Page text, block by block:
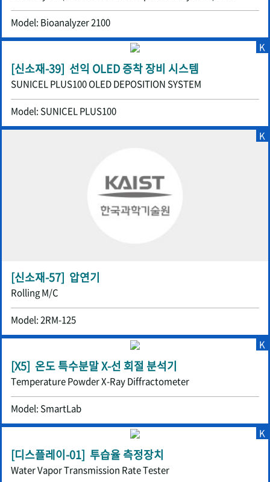
Model: Bioanalyzer 2100
[신소재-39] 선익 OLED 증착 장비 시스템
SUNICEL PLUS100 OLED DEPOSITION SYSTEM
Model: SUNICEL PLUS100
K
[신소재-57] 압연기
Rolling M/C
Model: 2RM-125
K
[X5] 온도 특수분말 X-선 회절 분석기
Temperature Powder X-Ray Diffractometer
Model: SmartLab
K
[디스플레이-01] 투습율 측정장치
Water Vapor Transmission Rate Tester
K